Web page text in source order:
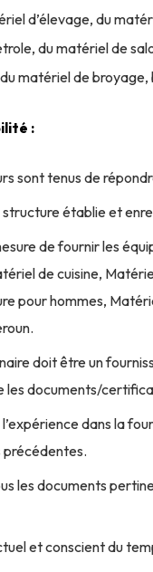
d’élevage, du
du matériel de
matériel de broyage,
:
sont tenus de
établie et
de fournir les
de cuisine,
pour hommes,
doit être un
les documents/
dans la
précédentes.
les documents
et conscient du